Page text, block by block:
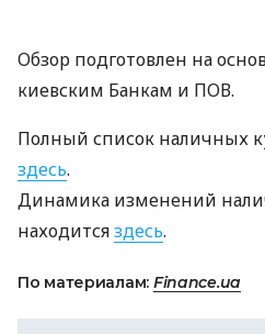
Обзор подготовлен на
киевским Банкам и ПОВ.
Полный список наличных
здесь.
Динамика изменений
находитсяздесь.
По материалам: Finance.ua